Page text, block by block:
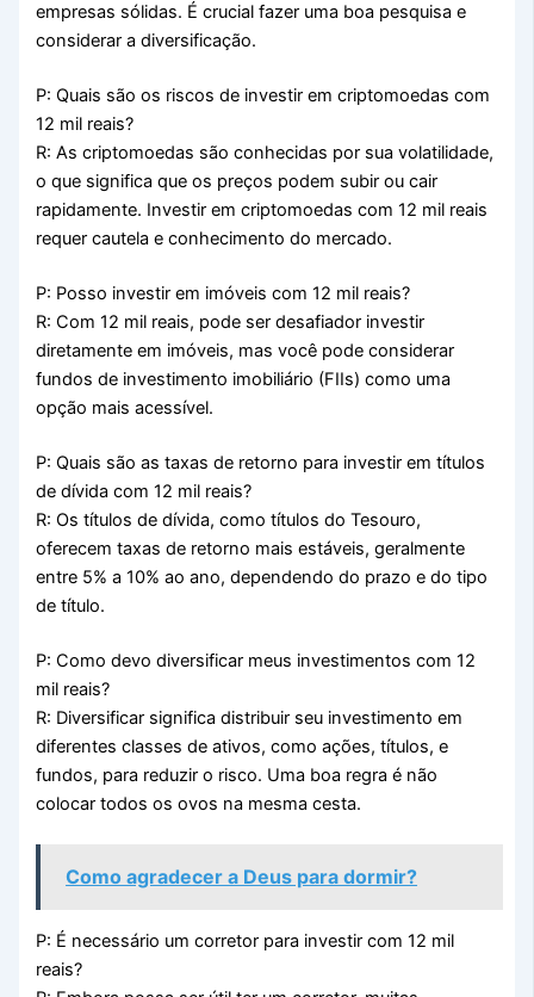
empresas sólidas. É crucial fazer uma boa pesquisa e
considerar a diversificação.
P: Quais são os riscos de investir em criptomoedas com
12 mil reais?
R: As criptomoedas são conhecidas por sua volatilidade,
o que significa que os preços podem subir ou cair
rapidamente. Investir em criptomoedas com 12 mil reais
requer cautela e conhecimento do mercado.
P: Posso investir em imóveis com 12 mil reais?
R: Com 12 mil reais, pode ser desafiador investir
diretamente em imóveis, mas você pode considerar
fundos de investimento imobiliário (FIIs) como uma
opção mais acessível.
P: Quais são as taxas de retorno para investir em títulos
de dívida com 12 mil reais?
R: Os títulos de dívida, como títulos do Tesouro,
oferecem taxas de retorno mais estáveis, geralmente
entre 5% a 10% ao ano, dependendo do prazo e do tipo
de título.
P: Como devo diversificar meus investimentos com 12
mil reais?
R: Diversificar significa distribuir seu investimento em
diferentes classes de ativos, como ações, títulos, e
fundos, para reduzir o risco. Uma boa regra é não
colocar todos os ovos na mesma cesta.
Como agradecer a Deus para dormir?
P: É necessário um corretor para investir com 12 mil
reais?